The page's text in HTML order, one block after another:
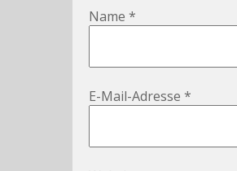
Name *
E-Mail-Adresse *